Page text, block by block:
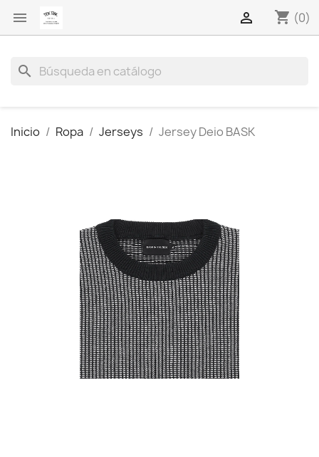
 shopping_cart (0)

search
Inicio Ropa Jerseys Jersey Deio BASK